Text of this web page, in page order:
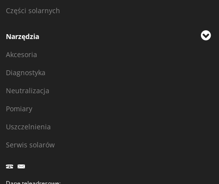
Części solarnych
Narzędzia
Akcesoria
Diagnostyka
Neutralizacja
Pomiary
Uszczelnienia
Serwis solarów